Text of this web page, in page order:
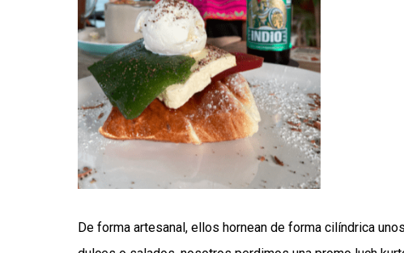
De forma artesanal, ellos hornean de forma cilíndrica